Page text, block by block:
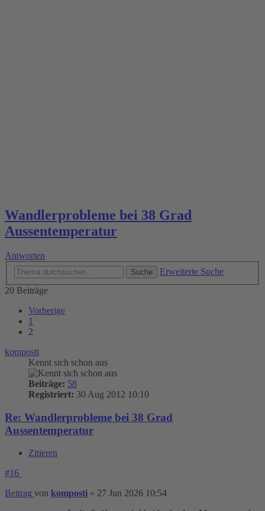
Wandlerprobleme bei 38 Grad
Aussentemperatur
Antworten
Suche
Erweiterte Suche
20 Beiträge
Vorherige
1
2
komposti
Kennt sich schon aus
Beiträge: 58
Registriert: 30 Aug 2012 10:10
Re: Wandlerprobleme bei 38 Grad
Aussentemperatur
Zitieren
#16
Beitrag von komposti » 27 Jun 2026 10:54